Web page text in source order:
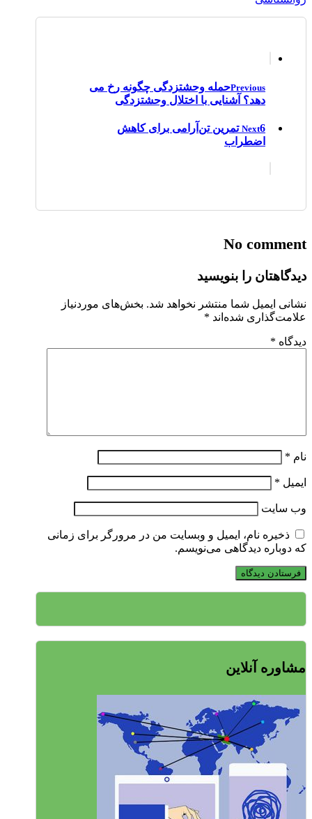
Previousحمله وحشتزدگی چگونه رخ می
دهد؟ آشنایی با اختلال وحشتزدگی
Next 6 تمرین تن‌آرامی برای کاهش
اضطراب
No comment
دیدگاهتان را بنویسید
نشانی ایمیل شما منتشر نخواهد شد. بخش‌های موردنیاز
علامت‌گذاری شده‌اند *
دیدگاه *
نام *
ایمیل *
وب‌ سایت
ذخیره نام، ایمیل و وبسایت من در مرورگر برای زمانی
که دوباره دیدگاهی می‌نویسم.
مشاوره آنلاین